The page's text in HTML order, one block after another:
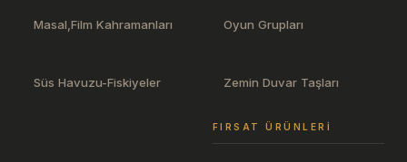
Masal,Film Kahramanları Oyun Grupları
Süs Havuzu-Fiskiyeler Zemin Duvar Taşları
FIRSAT ÜRÜNLERI